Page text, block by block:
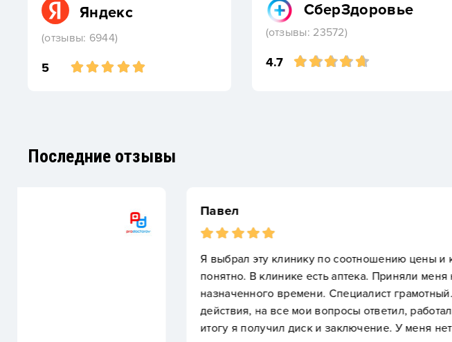
Яндекс
(отзывы: 6944)
5
СберЗдоровье
(отзывы: 23572)
4.7
Последние отзывы
Я выбрал эту клинику по соотношению цены и качества. Там комфортно и
понятно. В клинике есть аптека. Приняли меня немного раньше
назначенного времени. Специалист грамотный. Он пояснял свои
действия, на все мои вопросы ответил, работал профессионально. По
итогу я получил диск и заключение. У меня нет никаких претензий.